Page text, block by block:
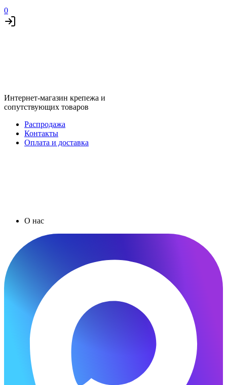
0
Интернет-магазин крепежа и
сопутствующих товаров
Распродажа
Контакты
Оплата и доставка
О нас